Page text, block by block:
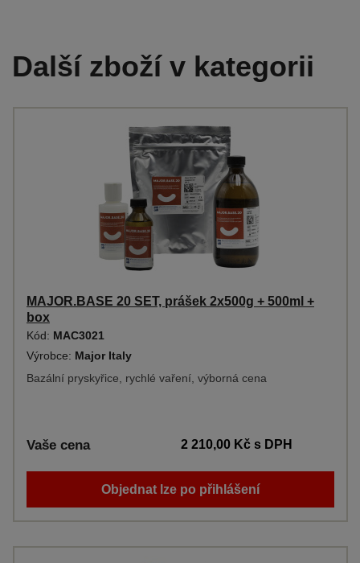
Další zboží v kategorii
MAJOR.BASE 20 SET, prášek 2x500g + 500ml +
box
Kód: MAC3021
Výrobce: Major Italy
Bazální pryskyřice, rychlé vaření, výborná cena
Vaše cena 2 210,00 Kčs DPH
Objednat lze po přihlášení